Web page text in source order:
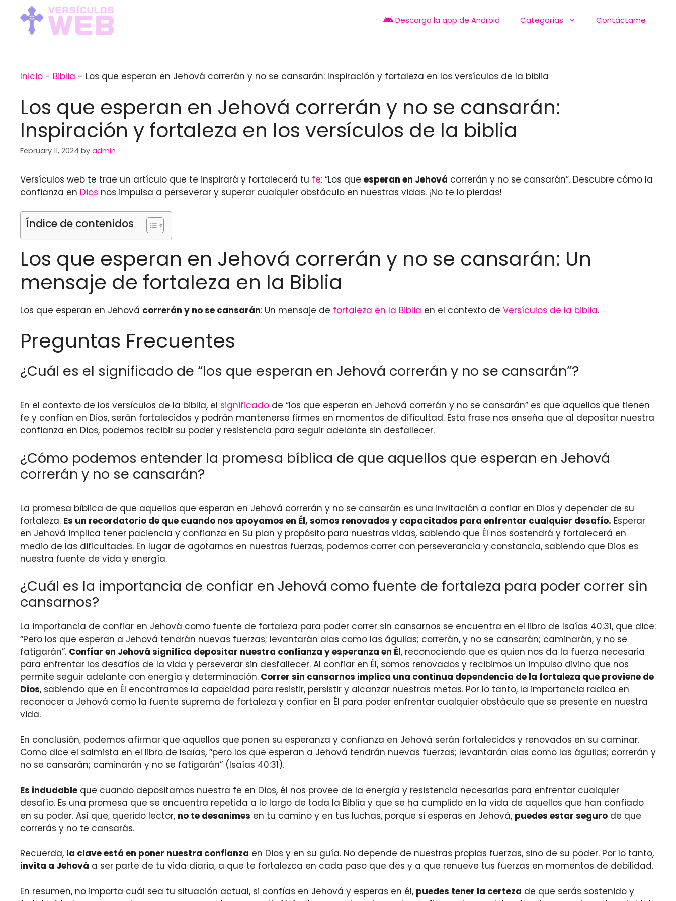
content
Descarga la app de Android Categorías Contáctame
Inicio - Biblia - Los que esperan en Jehová correrán y no se cansarán: Inspiración y fortaleza en los versículos de la biblia
Los que esperan en Jehová correrán y no se cansarán:
Inspiración y fortaleza en los versículos de la biblia
February 11, 2024 by admin
Versículos web te trae un artículo que te inspirará y fortalecerá tu fe: “Los que esperan en Jehová correrán y no se cansarán”. Descubre cómo la
confianza en Dios nos impulsa a perseverar y superar cualquier obstáculo en nuestras vidas. ¡No te lo pierdas!
Índice de contenidos
Los que esperan en Jehová correrán y no se cansarán: Un
mensaje de fortaleza en la Biblia
Los que esperan en Jehová correrán y no se cansarán: Un mensaje de fortaleza en la Biblia en el contexto de Versículos de la biblia.
Preguntas Frecuentes
¿Cuál es el significado de “los que esperan en Jehová correrán y no se cansarán”?
En el contexto de los versículos de la biblia, el significado de “los que esperan en Jehová correrán y no se cansarán” es que aquellos que tienen
fe y confían en Dios, serán fortalecidos y podrán mantenerse firmes en momentos de dificultad. Esta frase nos enseña que al depositar nuestra
confianza en Dios, podemos recibir su poder y resistencia para seguir adelante sin desfallecer.
¿Cómo podemos entender la promesa bíblica de que aquellos que esperan en Jehová
correrán y no se cansarán?
La promesa bíblica de que aquellos que esperan en Jehová correrán y no se cansarán es una invitación a confiar en Dios y depender de su
fortaleza. Es un recordatorio de que cuando nos apoyamos en Él, somos renovados y capacitados para enfrentar cualquier desafío. Esperar
en Jehová implica tener paciencia y confianza en Su plan y propósito para nuestras vidas, sabiendo que Él nos sostendrá y fortalecerá en
medio de las dificultades. En lugar de agotarnos en nuestras fuerzas, podemos correr con perseverancia y ​​constancia, sabiendo que Dios es
nuestra fuente de vida y energía.
¿Cuál es la importancia de confiar en Jehová como fuente de fortaleza para poder correr sin
cansarnos?
La importancia de confiar en Jehová como fuente de fortaleza para poder correr sin cansarnos se encuentra en el libro de Isaías 40:31, que dice:
“Pero los que esperan a Jehová tendrán nuevas fuerzas; levantarán alas como las águilas; correrán, y no se cansarán; caminarán, y no se
fatigarán”. Confíar en Jehová significa depositar nuestra confianza y esperanza en Él, reconociendo que es quien nos da la fuerza necesaria
para enfrentar los desafíos de la vida y perseverar sin desfallecer. Al confiar en Él, somos renovados y recibimos un impulso divino que nos
permite seguir adelante con energía y determinación. Correr sin cansarnos implica una continua dependencia de la fortaleza que proviene de
Dios, sabiendo que en Él encontramos la capacidad para resistir, persistir y alcanzar nuestras metas. Por lo tanto, la importancia radica en
reconocer a Jehová como la fuente suprema de fortaleza y confiar en Él para poder enfrentar cualquier obstáculo que se presente en nuestra
vida.
En conclusión, podemos afirmar que aquellos que ponen su esperanza y confianza en Jehová serán fortalecidos y renovados en su caminar.
Como dice el salmista en el libro de Isaías, “pero los que esperan a Jehová tendrán nuevas fuerzas; levantarán alas como las águilas; correrán y
no se cansarán; caminarán y no se fatigarán” (Isaías 40:31).
Es indudable que cuando depositamos nuestra fe en Dios, él nos provee de la energía y resistencia necesarias para enfrentar cualquier
desafío. Es una promesa que se encuentra repetida a lo largo de toda la Biblia y que se ha cumplido en la vida de aquellos que han confiado
en su poder. Así que, querido lector, no te desanimes en tu camino y en tus luchas, porque si esperas en Jehová, puedes estar seguro de que
correrás y no te cansarás.
Recuerda, la clave está en poner nuestra confianza en Dios y en su guía. No depende de nuestras propias fuerzas, sino de su poder. Por lo tanto,
invita a Jehová a ser parte de tu vida diaria, a que te fortalezca en cada paso que des y a que renueve tus fuerzas en momentos de debilidad.
En resumen, no importa cuál sea tu situación actual, si confías en Jehová y esperas en él, puedes tener la certeza de que serás sostenido y